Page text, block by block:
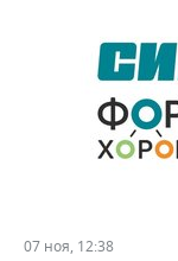
07 ноя, 12:38